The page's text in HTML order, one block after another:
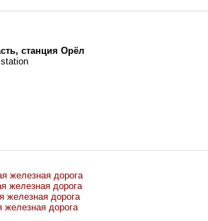
станция Орёл
железная дорога
железная дорога
железная дорога
железная дорога